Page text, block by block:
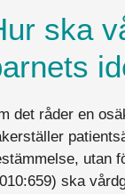
ska
det råder en
utan
ska